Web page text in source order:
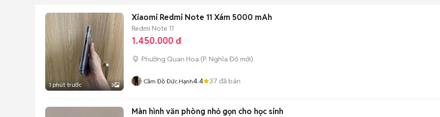
1 phút trước 3
Xiaomi Redmi Note 11 Xám 5000 mAh
Redmi Note 11
1.450.000 đ
Phường Quan Hoa (P. Nghĩa Đô mới)
Cầm Đồ Đức Hạnh4.4 37 đã bán
Màn hình văn phòng nhỏ gọn cho học sinh